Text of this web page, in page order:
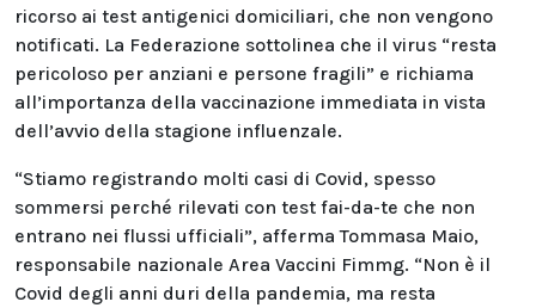
ricorso ai test antigenici domiciliari, che non vengono
notificati. La Federazione sottolinea che il virus “resta
pericoloso per anziani e persone fragili” e richiama
all’importanza della vaccinazione immediata in vista
dell’avvio della stagione influenzale.
“Stiamo registrando molti casi di Covid, spesso
sommersi perché rilevati con test fai-da-te che non
entrano nei flussi ufficiali”, afferma Tommasa Maio,
responsabile nazionale Area Vaccini Fimmg. “Non è il
Covid degli anni duri della pandemia, ma resta